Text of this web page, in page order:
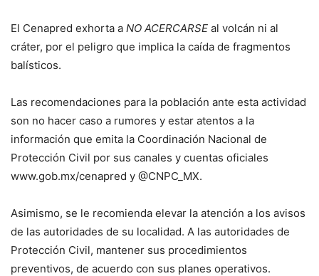
El Cenapred exhorta a NO ACERCARSE al volcán ni al
cráter, por el peligro que implica la caída de fragmentos
balísticos.
Las recomendaciones para la población ante esta actividad
son no hacer caso a rumores y estar atentos a la
información que emita la Coordinación Nacional de
Protección Civil por sus canales y cuentas oficiales
www.gob.mx/cenapred y @CNPC_MX.
Asimismo, se le recomienda elevar la atención a los avisos
de las autoridades de su localidad. A las autoridades de
Protección Civil, mantener sus procedimientos
preventivos, de acuerdo con sus planes operativos.